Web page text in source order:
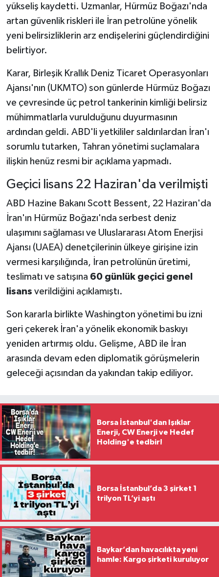
yükseliş kaydetti. Uzmanlar, Hürmüz Boğazı'nda
artan güvenlik riskleri ile İran petrolüne yönelik
yeni belirsizliklerin arz endişelerini güçlendirdiğini
belirtiyor.
Karar, Birleşik Krallık Deniz Ticaret Operasyonları
Ajansı'nın (UKMTO) son günlerde Hürmüz Boğazı
ve çevresinde üç petrol tankerinin kimliği belirsiz
mühimmatlarla vurulduğunu duyurmasının
ardından geldi. ABD'li yetkililer saldırılardan İran'ı
sorumlu tutarken, Tahran yönetimi suçlamalara
ilişkin henüz resmi bir açıklama yapmadı.
Geçici lisans 22 Haziran'da verilmişti
ABD Hazine Bakanı Scott Bessent, 22 Haziran'da
İran'ın Hürmüz Boğazı'nda serbest deniz
ulaşımını sağlaması ve Uluslararası Atom Enerjisi
Ajansı (UAEA) denetçilerinin ülkeye girişine izin
vermesi karşılığında, İran petrolünün üretimi,
teslimatı ve satışına 60 günlük geçici genel
lisans verildiğini açıklamıştı.
Son kararla birlikte Washington yönetimi bu izni
geri çekerek İran'a yönelik ekonomik baskıyı
yeniden artırmış oldu. Gelişme, ABD ile İran
arasında devam eden diplomatik görüşmelerin
geleceği açısından da yakından takip ediliyor.
Borsa İstanbul'dan Işıklar
Enerji, CW Enerji ve Hedef
Holding'e tedbir!
Borsa İstanbul’da 3 şirket 1
trilyon TL’yi aştı
Baykar’dan havacılıkta yeni
hamle: Kargo şirketi kuruluyor